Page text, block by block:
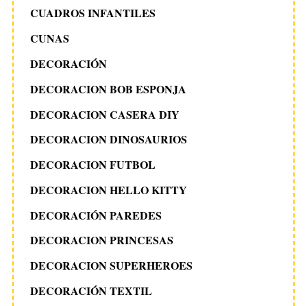
CUADROS INFANTILES
CUNAS
DECORACIÓN
DECORACION BOB ESPONJA
DECORACION CASERA DIY
DECORACION DINOSAURIOS
DECORACION FUTBOL
DECORACION HELLO KITTY
DECORACIÓN PAREDES
DECORACION PRINCESAS
DECORACION SUPERHEROES
DECORACIÓN TEXTIL